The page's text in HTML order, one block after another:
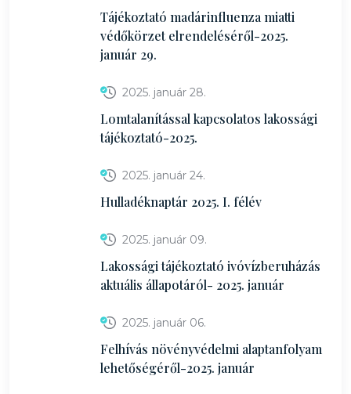
Tájékoztató madárinfluenza miatti
védőkörzet elrendeléséről-2025.
január 29.
2025. január 28.
Lomtalanítással kapcsolatos lakossági
tájékoztató-2025.
2025. január 24.
Hulladéknaptár 2025. I. félév
2025. január 09.
Lakossági tájékoztató ivóvízberuházás
aktuális állapotáról- 2025. január
2025. január 06.
Felhívás növényvédelmi alaptanfolyam
lehetőségéről-2025. január